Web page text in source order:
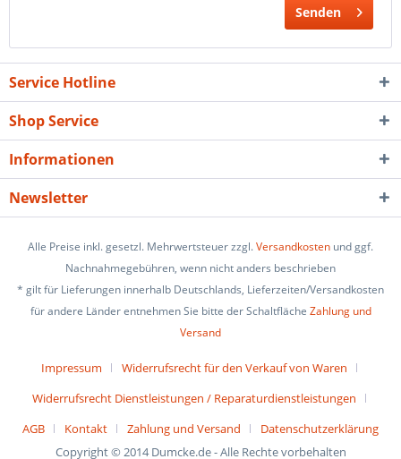
Senden
Service Hotline
Shop Service
Informationen
Newsletter
Alle Preise inkl. gesetzl. Mehrwertsteuer zzgl.Versandkosten und ggf.
Nachnahmegebühren, wenn nicht anders beschrieben
* gilt für Lieferungen innerhalb Deutschlands, Lieferzeiten/Versandkosten
für andere Länder entnehmen Sie bitte der Schaltfläche Zahlung und
Versand
Impressum
Widerrufsrecht für den Verkauf von Waren
Widerrufsrecht Dienstleistungen / Reparaturdienstleistungen
AGB
Kontakt Zahlung und Versand
Datenschutzerklärung
Copyright © 2014 Dumcke.de - Alle Rechte vorbehalten